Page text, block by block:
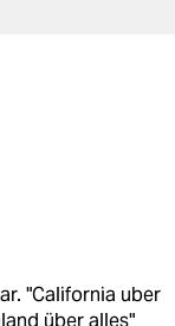
"California uber
über alles"